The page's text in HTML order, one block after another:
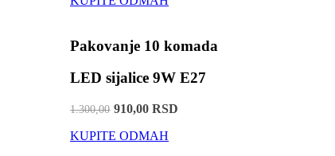
Pakovanje 10 komada
LED sijalice 9W E27
1.300,00910,00 RSD
KUPITE ODMAH